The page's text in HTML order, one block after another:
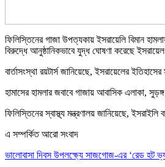
ফিলিস্তিনের গাজা উপত্যকায় ইসরায়েলি বিমান
বিরুদ্ধে আনুষ্ঠানিকভাবে যুদ্ধ ঘোষণা করেছে
বার্তাসংস্থা রয়টার্স জানিয়েছে, ইসরায়েলের
হামাসের হামলার জবাবে গাজায় আবাসিক এলাকা,
ফিলিস্তিনের স্বাস্থ্য মন্ত্রণালয় জানিয়েছে,
এ সম্পর্কিত আরো সংবাদ
ভালোবাসা দিবস উপলক্ষ্যে সাজগোজ-এর ‘রেড হট